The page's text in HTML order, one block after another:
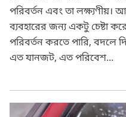
পরিবর্তন এবং তা
ব্যবহারের জন্য একটু চেষ্টা
পরিবর্তন করতে পারি, বদলে
এত যানজট, এত পরিবেশ...